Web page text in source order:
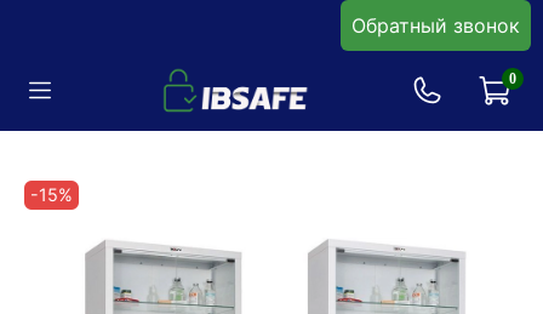
Обратный звонок
0
-15%